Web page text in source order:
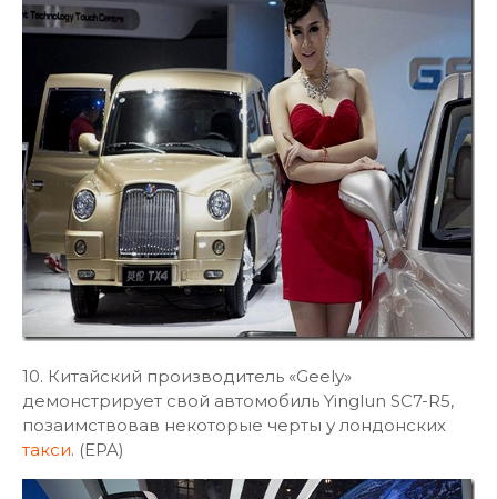
10. Китайский производитель «Geely»
демонстрирует свой автомобиль Yinglun SC7-R5,
позаимствовав некоторые черты у лондонских
такси. (EPA)